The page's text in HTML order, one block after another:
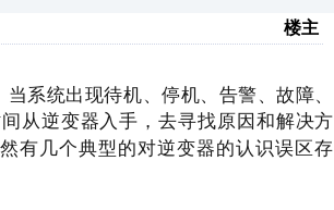
楼主
系统出现待机、停机、告警、故障、
从逆变器入手，去寻找原因和解决方
有几个典型的对逆变器的认识误区存